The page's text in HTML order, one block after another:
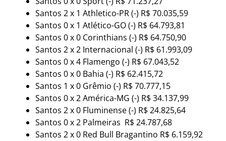
Santos 2 x 1 Athletico-PR (-) R$ 70.035,59
Santos 0 x 1 Atlético-GO (-) R$ 64.793,81
Santos 0 x 0 Corinthians (-) R$ 64.750,90
Santos 2 x 2 Internacional (-) R$ 61.993,09
Santos 0 x 4 Flamengo (-) R$ 67.043,52
Santos 0 x 0 Bahia (-) R$ 62.415,72
Santos 1 x 0 Grêmio (-) R$ 70.777,15
Santos 0 x 2 América-MG (-) R$ 34.137,99
Santos 2 x 0 Fluminense (-) R$ 24.825,64
Santos 0 x 2 Palmeiras R$ 24.787,68
Santos 2 x 0 Red Bull Bragantino R$ 6.159,92